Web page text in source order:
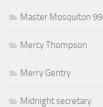
Master Mosquiton 99
Mercy Thompson
Merry Gentry
Midnight secretary